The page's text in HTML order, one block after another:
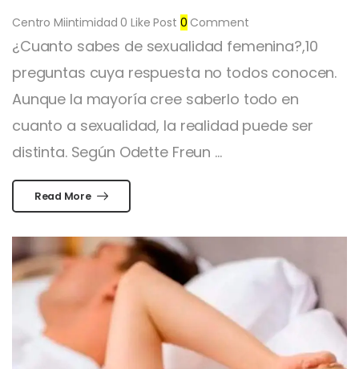
Centro Miintimidad 0 Like Post 0 Comment
¿Cuanto sabes de sexualidad femenina?,10
preguntas cuya respuesta no todos conocen.
Aunque la mayoría cree saberlo todo en
cuanto a sexualidad, la realidad puede ser
distinta. Según Odette Freun ...
Read More